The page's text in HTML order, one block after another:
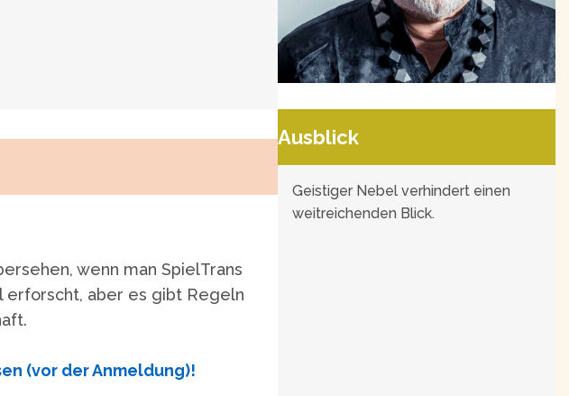
wenn man SpielTrans
erforscht, aber es gibt Regeln
(vor der Anmeldung)!
Ausblick
Geistiger Nebel verhindert einen
weitreichenden Blick.